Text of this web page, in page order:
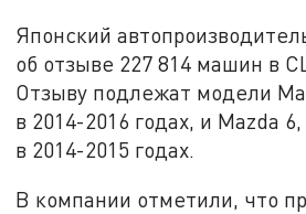
Японский
об отзыве 227 814 машин в
Отзыву подлежат модели
в 2014-2016 годах, и Mazda
в 2014-2015 годах.
В компании отметили, что